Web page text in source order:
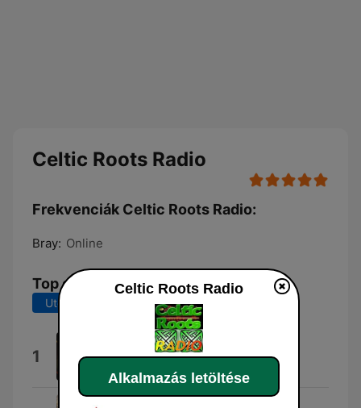
Celtic Roots Radio
Frekvenciák Celtic Roots Radio:
Bray: Online
Top dalok
Utolsó 7 nap Utolsó 30 nap
1 Bi-Se I Mo Shuil, Part Two
Celtic Roots Radio
Alkalmazás letöltése